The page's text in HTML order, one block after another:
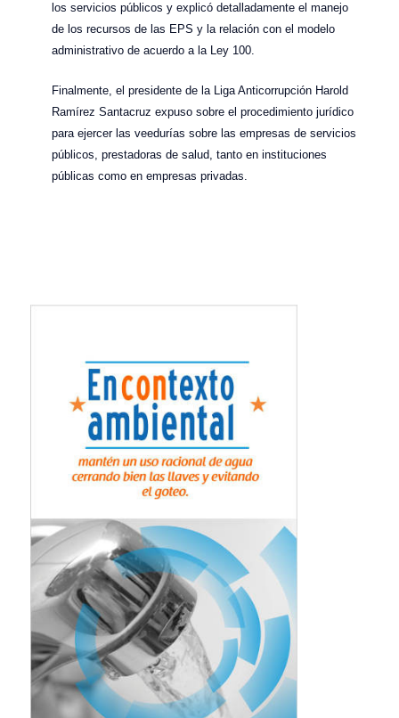
los servicios públicos y explicó detalladamente el manejo
de los recursos de las EPS y la relación con el modelo
administrativo de acuerdo a la Ley 100.
Finalmente, el presidente de la Liga Anticorrupción Harold
Ramírez Santacruz expuso sobre el procedimiento jurídico
para ejercer las veedurías sobre las empresas de servicios
públicos, prestadoras de salud, tanto en instituciones
públicas como en empresas privadas.